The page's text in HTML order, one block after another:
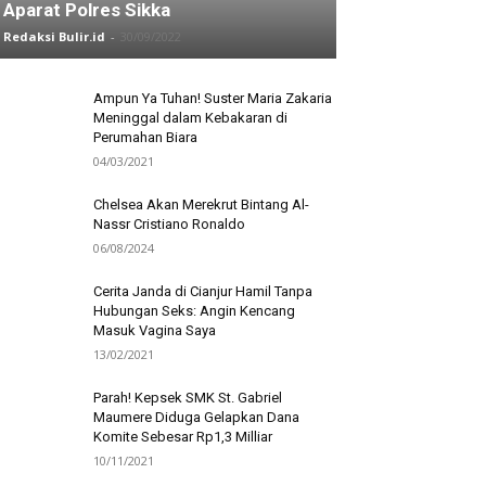
Aparat Polres Sikka
Redaksi Bulir.id -
Ampun Ya Tuhan! Suster Maria Zakaria
Meninggal dalam Kebakaran di
Perumahan Biara
04/03/2021
Chelsea Akan Merekrut Bintang Al-
Nassr Cristiano Ronaldo
06/08/2024
Cerita Janda di Cianjur Hamil Tanpa
Hubungan Seks: Angin Kencang
Masuk Vagina Saya
13/02/2021
Parah! Kepsek SMK St. Gabriel
Maumere Diduga Gelapkan Dana
Komite Sebesar Rp1,3 Milliar
10/11/2021